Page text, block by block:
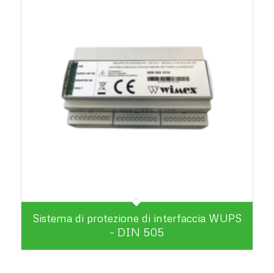
Sistema di protezione di interfaccia WUPS
– DIN 505